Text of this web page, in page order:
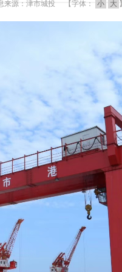
：津市城投 【字体： 小 大